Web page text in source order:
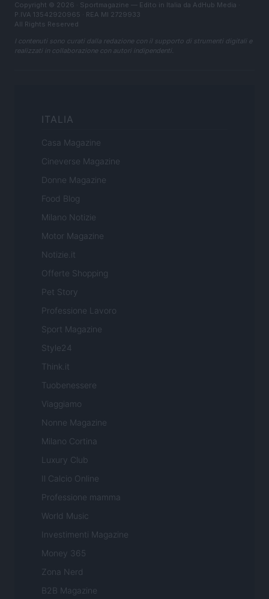
Copyright © 2026 · Sportmagazine — Edito in Italia da AdHub Media
P.IVA 13542920965 · REA MI 2729933
All Rights Reserved
I contenuti sono curati dalla redazione con il supporto di strumenti digitali e
realizzati in collaborazione con autori indipendenti.
ITALIA
Casa Magazine
Cineverse Magazine
Donne Magazine
Food Blog
Milano Notizie
Motor Magazine
Notizie.it
Offerte Shopping
Pet Story
Professione Lavoro
Sport Magazine
Style24
Think.it
Tuobenessere
Viaggiamo
Nonne Magazine
Milano Cortina
Luxury Club
Il Calcio Online
Professione mamma
World Music
Investimenti Magazine
Money 365
Zona Nerd
B2B Magazine